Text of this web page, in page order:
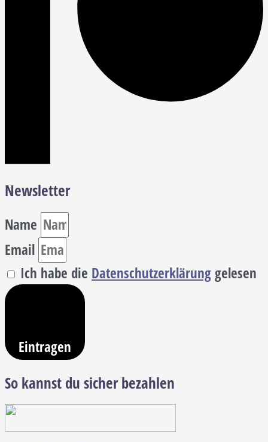
Newsletter
Name
Email
Ich habe die Datenschutzerklärunggelesen
Eintragen
So kannst du sicher bezahlen